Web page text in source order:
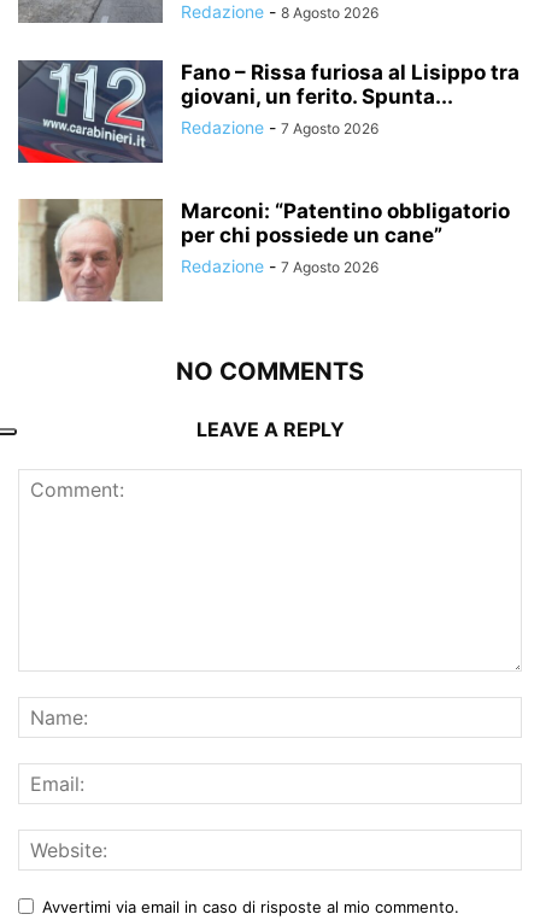
Redazione - 8 Agosto 2026
Fano – Rissa furiosa al Lisippo tra
giovani, un ferito. Spunta...
Redazione - 7 Agosto 2026
Marconi: “Patentino obbligatorio
per chi possiede un cane”
Redazione - 7 Agosto 2026
NO COMMENTS
LEAVE A REPLY
Avvertimi via email in caso di risposte al mio commento.